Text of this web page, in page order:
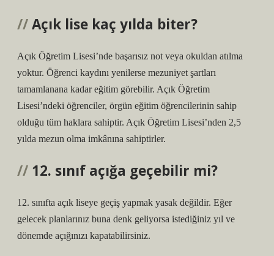
Açık lise kaç yılda biter?
Açık Öğretim Lisesi’nde başarısız not veya okuldan atılma
yoktur. Öğrenci kaydını yenilerse mezuniyet şartları
tamamlanana kadar eğitim görebilir. Açık Öğretim
Lisesi’ndeki öğrenciler, örgün eğitim öğrencilerinin sahip
olduğu tüm haklara sahiptir. Açık Öğretim Lisesi’nden 2,5
yılda mezun olma imkânına sahiptirler.
12. sınıf açığa geçebilir mi?
12. sınıfta açık liseye geçiş yapmak yasak değildir. Eğer
gelecek planlarınız buna denk geliyorsa istediğiniz yıl ve
dönemde açığınızı kapatabilirsiniz.